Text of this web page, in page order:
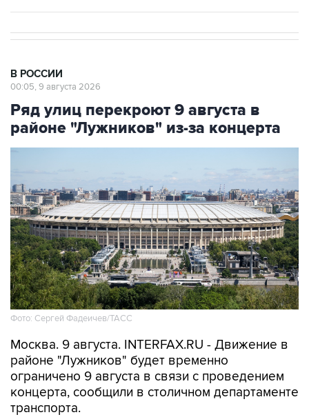
В РОССИИ
00:05, 9 августа 2026
Ряд улиц перекроют 9 августа в
районе "Лужников" из-за концерта
Фото: Сергей Фадеичев/ТАСС
Москва. 9 августа. INTERFAX.RU - Движение в
районе "Лужников" будет временно
ограничено 9 августа в связи с проведением
концерта, сообщили в столичном департаменте
транспорта.